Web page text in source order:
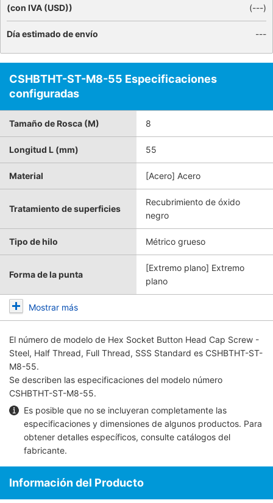
(con IVA (USD))
(---)
Día estimado de envío ---
CSHBTHT-ST-M8-55 Especificaciones
configuradas
Tamaño de Rosca (M) 8
Longitud L (mm) 55
Material [Acero] Acero
Tratamiento de superficies
Recubrimiento de óxido
negro
Tipo de hilo Métrico grueso
Forma de la punta
[Extremo plano] Extremo
plano
Mostrar más
El número de modelo de Hex Socket Button Head Cap Screw -
Steel, Half Thread, Full Thread, SSS Standard es CSHBTHT-ST-
M8-55.
Se describen las especificaciones del modelo número
CSHBTHT-ST-M8-55.
Es posible que no se incluyeran completamente las
especificaciones y dimensiones de algunos productos. Para
obtener detalles específicos, consulte catálogos del
fabricante.
Información del Producto